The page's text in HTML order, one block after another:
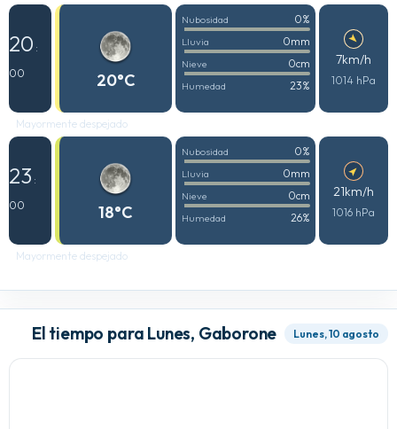
20 :
00
20°C
Nubosidad 0%
Lluvia 0mm
Nieve 0cm
Humedad 23%
7km/h
1014 hPa
Mayormente despejado
23 :
00
18°C
Nubosidad 0%
Lluvia 0mm
Nieve 0cm
Humedad 26%
21km/h
1016 hPa
Mayormente despejado
El tiempo para Lunes, Gaborone Lunes, 10 agosto